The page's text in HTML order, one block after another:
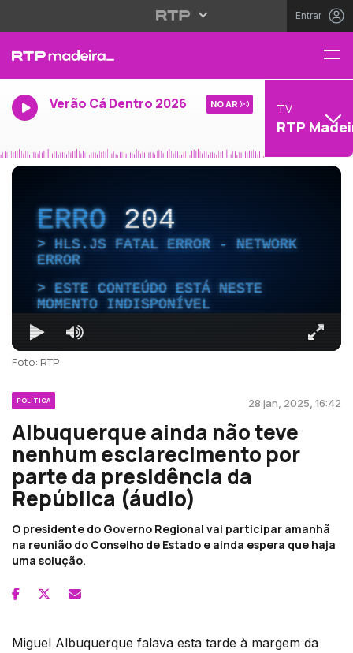
Entrar
Verão Cá Dentro 2026 NO AR TV
RTP
ERRO204
HLS.JS FATAL ERROR - NETWORK
ERROR
ESTE CONTEÚDO ESTÁ NESTE
MOMENTO INDISPONÍVEL
Foto: RTP
POLÍTICA 28 jan, 2025, 16:42
Albuquerque ainda não teve
nenhum esclarecimento por
parte da presidência da
República (áudio)
O presidente do Governo Regional vai participar amanhã
na reunião do Conselho de Estado e ainda espera que haja
uma solução.
Miguel Albuquerque falava esta tarde à margem da